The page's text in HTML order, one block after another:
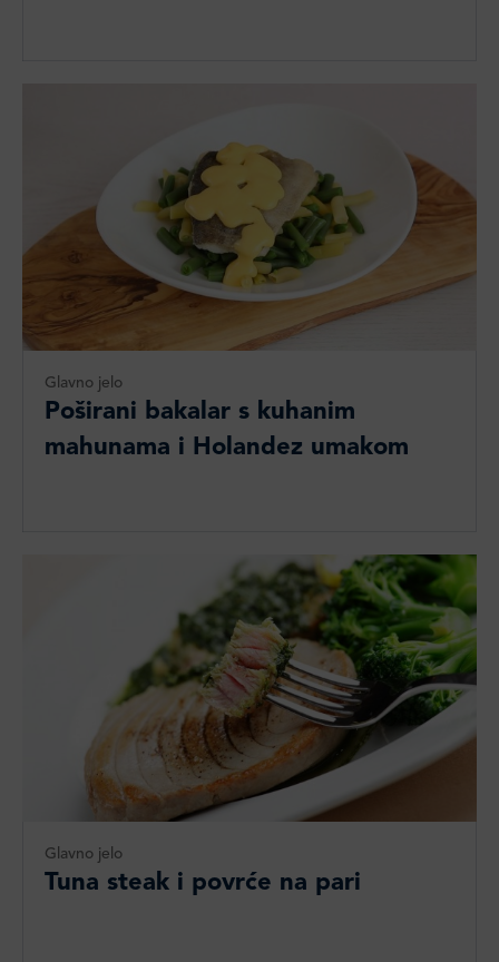
Glavno jelo
Poširani bakalar s kuhanim
mahunama i Holandez umakom
Glavno jelo
Tuna steak i povrće na pari